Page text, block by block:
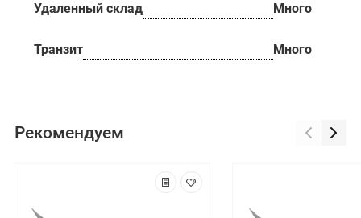
Удаленный склад Много
Транзит Много
Рекомендуем